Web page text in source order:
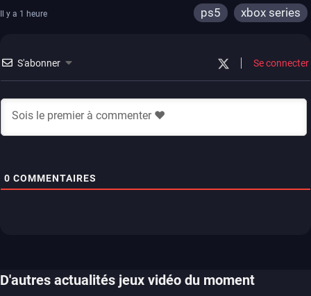
Il y a 1 heure ps5 xbox series
S'abonner Se connecter
0 COMMENTAIRES
D'autres actualités jeux vidéo du moment